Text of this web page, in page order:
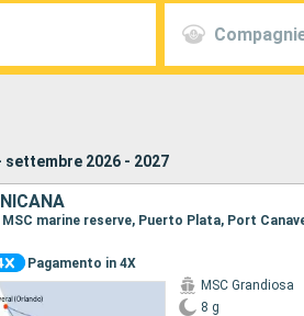
settembre 2026 - 2027
Pagamento in 4X
MSC Grandiosa
8 g